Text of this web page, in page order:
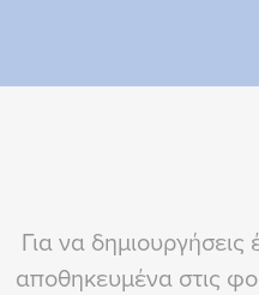
Για να
αποθηκευμένα στις